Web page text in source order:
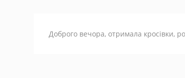
Доброго вечора, отримала кросівки,